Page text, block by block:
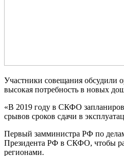
Участники совещания обсудили
высокая потребность в новых
«В 2019 году в СКФО
срывов сроков сдачи в
Первый замминистра РФ по
Президента РФ в СКФО, чтобы
регионами.